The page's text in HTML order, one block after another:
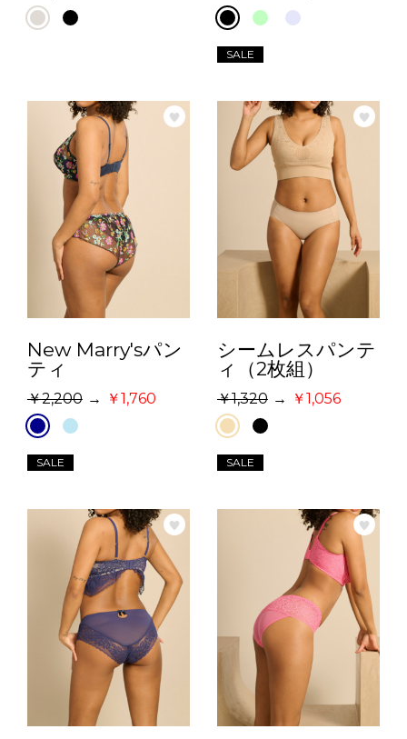
SALE
New Marry'sパン
ティ
1,760
2,200 →
SALE
シームレスパンテ
ィ（2枚組）
1,056
1,320 →
SALE